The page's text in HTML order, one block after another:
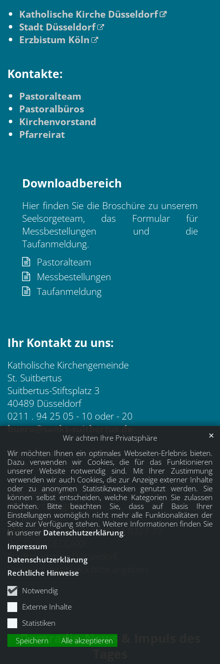
Wir achten Ihre Privatsphäre
Wir möchten Ihnen ein optimales Webseiten-Erlebnis bieten.
Dazu verwenden wir Cookies, die für das Funktionieren
unserer Website notwendig sind. Mit Ihrer Zustimmung
verwenden wir auch Cookies, die zur Anzeige externer Inhalte
oder zu anonymen Statistikzwecken genutzt werden. Sie
können selbst entscheiden, welche Kategorien Sie zulassen
möchten. Bitte beachten Sie, dass auf Basis Ihrer
Einstellungen womöglich nicht mehr alle Funktionalitäten der
Seite zur Verfügung stehen. Weitere Informationen finden Sie
in unserer Datenschutzerklärung.
Notwendig
Externe Inhalte
Statistiken
Speichern
Alle akzeptieren
✕
Impressum
Datenschutzerklärung
Rechtliche Hinweise
Katholische Kirche Düsseldorf
Stadt Düsseldorf
Erzbistum Köln
Kontakte:
Pastoralteam
Pastoralbüros
Kirchenvorstand
Pfarreirat
Downloadbereich
Hier finden Sie die Broschüre zu unserem
Seelsorgeteam, das Formular für
Messbestellungen und die
Taufanmeldung.
Pastoralteam
Messbestellungen
Taufanmeldung
Ihr Kontakt zu uns:
Katholische Kirchengemeinde
St. Suitbertus
Suitbertus-Stiftsplatz 3
40489 Düsseldorf
0211 . 94 25 05 - 10 oder - 20
buero@sankt-suitbertus.de
Notruf für Krankensalbung:
0172 . 293 01 35
Spendenkonto:
Kath. Kirchengemeinde
St. Suitbertus
IBAN DE79 3005 0110 0024 0327 73
BIC DUSSDEDDXXX
Stadtsparkasse Düsseldorf
Verwendungszweck bitte angeben
Domradio-News & Impuls des